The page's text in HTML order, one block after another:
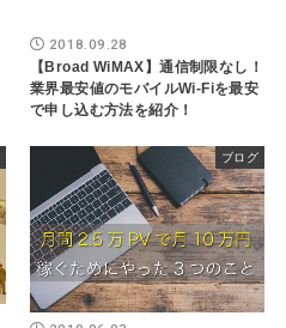
2018.09.28
【Broad WiMAX】通信制限なし！
業界最安値のモバイルWi-Fiを最安
で申し込む方法を紹介！
ブログ